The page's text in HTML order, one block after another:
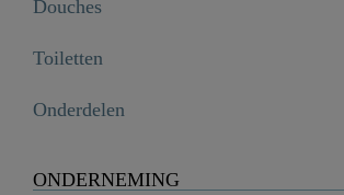
Douches
Toiletten
Onderdelen
ONDERNEMING